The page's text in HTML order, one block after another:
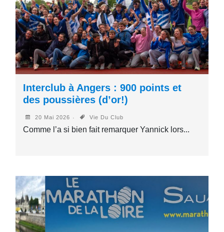
Interclub à Angers : 900 points et
des poussières (d’or!)
20 Mai 2026 Vie Du Club
Comme l’a si bien fait remarquer Yannick lors...